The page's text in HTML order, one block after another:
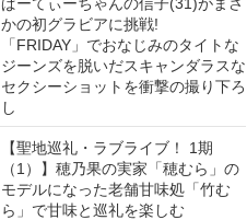
かの初グラビアに挑戦!
「FRIDAY」でおなじみのタイトな
ジーンズを脱いだスキャンダラスな
セクシーショットを衝撃の撮り下ろ
し
【聖地巡礼・ラブライブ！ 1期
（1）】穂乃果の実家「穂むら」の
モデルになった老舗甘味処「竹む
ら」で甘味と巡礼を楽しむ